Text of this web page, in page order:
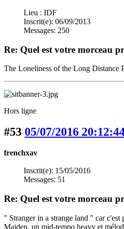
Lieu : IDF
Inscrit(e): 06/09/2013
Messages: 250
Re: Quel est votre morceau
The Loneliness of the Long Distance
Hors ligne
#53 05/07/2016
frenchxav
Inscrit(e): 15/05/2016
Messages: 51
Re: Quel est votre morceau
" Stranger in a strange land " car
Maiden, un mid-tempo heavy et